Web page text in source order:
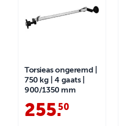
Torsieas ongeremd |
750 kg | 4 gaats |
900/1350 mm
255.
50